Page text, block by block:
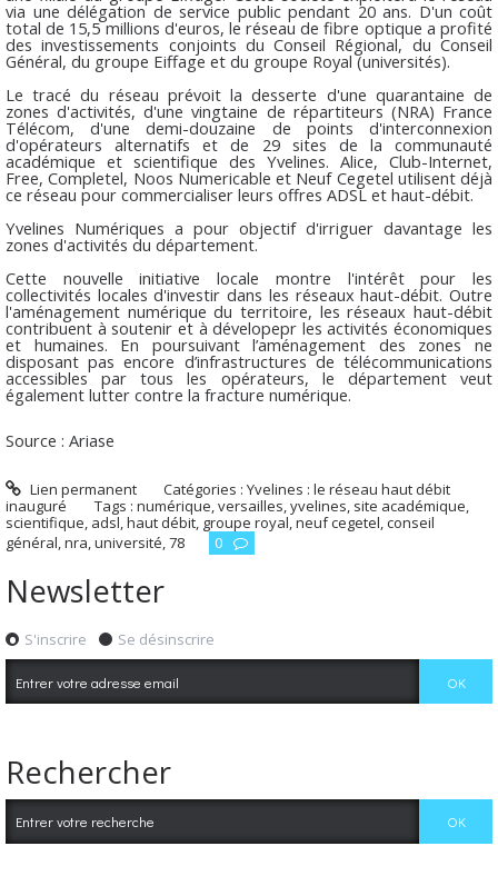
via une délégation de service public pendant 20 ans. D'un coût
total de 15,5 millions d'euros, le réseau de fibre optique a profité
des investissements conjoints du Conseil Régional, du Conseil
Général, du groupe Eiffage et du groupe Royal (universités).
Le tracé du réseau prévoit la desserte d'une quarantaine de
zones d'activités, d'une vingtaine de répartiteurs (NRA) France
Télécom, d'une demi-douzaine de points d'interconnexion
d'opérateurs alternatifs et de 29 sites de la communauté
académique et scientifique des Yvelines. Alice, Club-Internet,
Free, Completel, Noos Numericable et Neuf Cegetel utilisent déjà
ce réseau pour commercialiser leurs offres ADSL et haut-débit.
Yvelines Numériques a pour objectif d'irriguer davantage les
zones d'activités du département.
Cette nouvelle initiative locale montre l'intérêt pour les
collectivités locales d'investir dans les réseaux haut-débit. Outre
l'aménagement numérique du territoire, les réseaux haut-débit
contribuent à soutenir et à dévelopepr les activités économiques
et humaines. En poursuivant l’aménagement des zones ne
disposant pas encore d’infrastructures de télécommunications
accessibles par tous les opérateurs, le département veut
également lutter contre la fracture numérique.
Source : Ariase
Lien permanent Catégories :Yvelines : le réseau haut débit
inauguré
Tags : numérique,versailles,yvelines, site académique,
scientifique, adsl,haut débit, groupe royal,neuf cegetel,conseil
général,nra,université,78 0
Newsletter
S'inscrire Se désinscrire
Rechercher